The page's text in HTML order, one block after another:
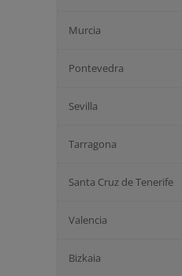
Murcia
Pontevedra
Sevilla
Tarragona
Santa Cruz de Tenerife
Valencia
Bizkaia